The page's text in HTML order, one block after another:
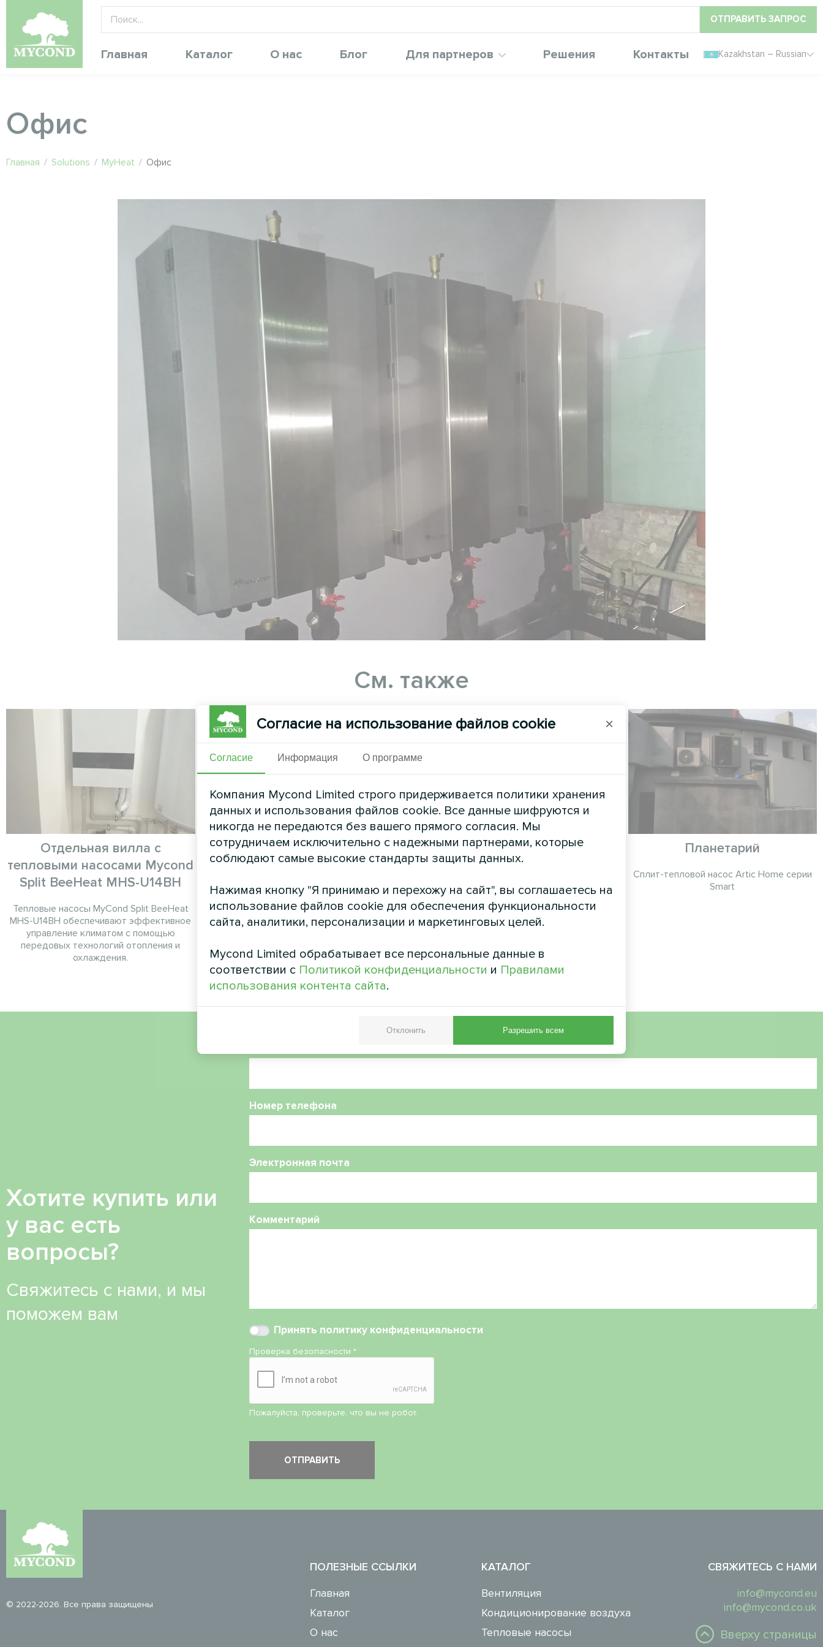
ОТПРАВИТЬ ЗАПРОС
Главная Каталог О нас Блог Для партнеров Решения Контакты Kazakhstan – Russian
Офис
Главная / Solutions / MyHeat / Офис
См. также
Отдельная вилла с
тепловыми насосами Mycond
Split BeeHeat MHS-U14BH
Тепловые насосы MyCond Split BeeHeat
MHS-U14BH обеспечивают эффективное
управление климатом с помощью
передовых технологий отопления и
охлаждения.
Частный дом
Производственный цех с
вентиляционными
установками Mycond Energy
Recovery MVS DW
Вентиляционные установки MyCond с
обеспечивают эффективный
воздухообмен с рекуперацией тепла.
Планетарий
Сплит-тепловой насос Artic Home серии
Smart
Хотите купить или
у вас есть
вопросы?
Свяжитесь с нами, и мы
поможем вам
Номер телефона
Электронная почта
Комментарий
Принять политику конфиденциальности
Проверка безопасности*
Пожалуйста, проверьте, что вы не робот.
© 2022-2026. Все права защищены
ПОЛЕЗНЫЕ ССЫЛКИ
Главная
Каталог
О нас
КАТАЛОГ
Вентиляция
Кондиционирование воздуха
Тепловые насосы
СВЯЖИТЕСЬ С НАМИ
info@mycond.eu
info@mycond.co.uk
Вверху страницы
Согласие на использование файлов cookie ×
Согласие Информация О программе
Компания Mycond Limited строго придерживается политики хранения
данных и использования файлов cookie. Все данные шифруются и
никогда не передаются без вашего прямого согласия. Мы
сотрудничаем исключительно с надежными партнерами, которые
соблюдают самые высокие стандарты защиты данных.
Нажимая кнопку "Я принимаю и перехожу на сайт", вы соглашаетесь на
использование файлов cookie для обеспечения функциональности
сайта, аналитики, персонализации и маркетинговых целей.
Mycond Limited обрабатывает все персональные данные в
соответствии с Политикой конфиденциальности и Правилами
использования контента сайта.
Отклонить Разрешить всем